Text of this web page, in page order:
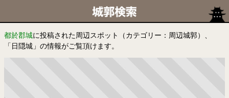
都於郡城に投稿された周辺スポット（カテゴリー：周辺城郭）、
「日隠城」の情報がご覧頂けます。